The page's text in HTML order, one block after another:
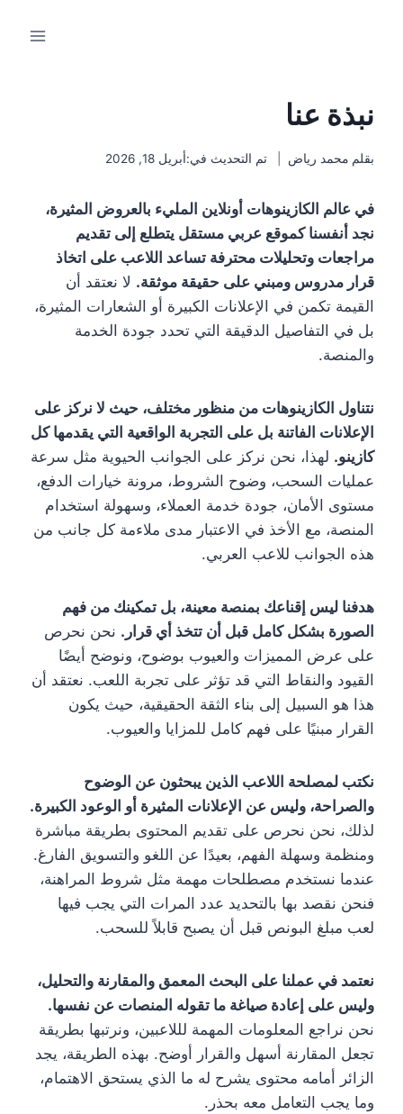
نبذة عنا
بقلم محمد رياض تم التحديث في:أبريل 18, 2026
في عالم الكازينوهات أونلاين المليء بالعروض المثيرة،
نجد أنفسنا كموقع عربي مستقل يتطلع إلى تقديم
مراجعات وتحليلات محترفة تساعد اللاعب على اتخاذ
قرار مدروس ومبني على حقيقة موثقة. لا نعتقد أن
القيمة تكمن في الإعلانات الكبيرة أو الشعارات المثيرة،
بل في التفاصيل الدقيقة التي تحدد جودة الخدمة
والمنصة.
نتناول الكازينوهات من منظور مختلف، حيث لا نركز على
الإعلانات الفاتنة بل على التجربة الواقعية التي يقدمها كل
كازينو. لهذا، نحن نركز على الجوانب الحيوية مثل سرعة
عملیات السحب، وضوح الشروط، مرونة خيارات الدفع،
مستوى الأمان، جودة خدمة العملاء، وسهولة استخدام
المنصة، مع الأخذ في الاعتبار مدى ملاءمة كل جانب من
هذه الجوانب للاعب العربي.
هدفنا ليس إقناعك بمنصة معينة، بل تمكينك من فهم
الصورة بشكل کامل قبل أن تتخذ أي قرار. نحن نحرص
على عرض المميزات والعيوب بوضوح، ونوضح أيضًا
القيود والنقاط التي قد تؤثر على تجربة اللعب. نعتقد أن
هذا هو السبيل إلى بناء الثقة الحقيقية، حيث يكون
القرار مبنيًا على فهم كامل للمزايا والعيوب.
نكتب لمصلحة اللاعب الذين يبحثون عن الوضوح
والصراحة، وليس عن الإعلانات المثيرة أو الوعود الكبيرة.
لذلك، نحن نحرص على تقديم المحتوى بطريقة مباشرة
ومنظمة وسهلة الفهم، بعيدًا عن اللغو والتسويق الفارغ.
عندما نستخدم مصطلحات مهمة مثل شروط المراهنة،
فنحن نقصد بها بالتحديد عدد المرات التي يجب فيها
لعب مبلغ البونص قبل أن يصبح قابلاً للسحب.
نعتمد في عملنا على البحث المعمق والمقارنة والتحليل،
وليس على إعادة صياغة ما تقوله المنصات عن نفسها.
نحن نراجع المعلومات المهمة لللاعبين، ونرتبها بطريقة
تجعل المقارنة أسهل والقرار أوضح. بهذه الطريقة، يجد
الزائر أمامه محتوى يشرح له ما الذي يستحق الاهتمام،
وما يجب التعامل معه بحذر.